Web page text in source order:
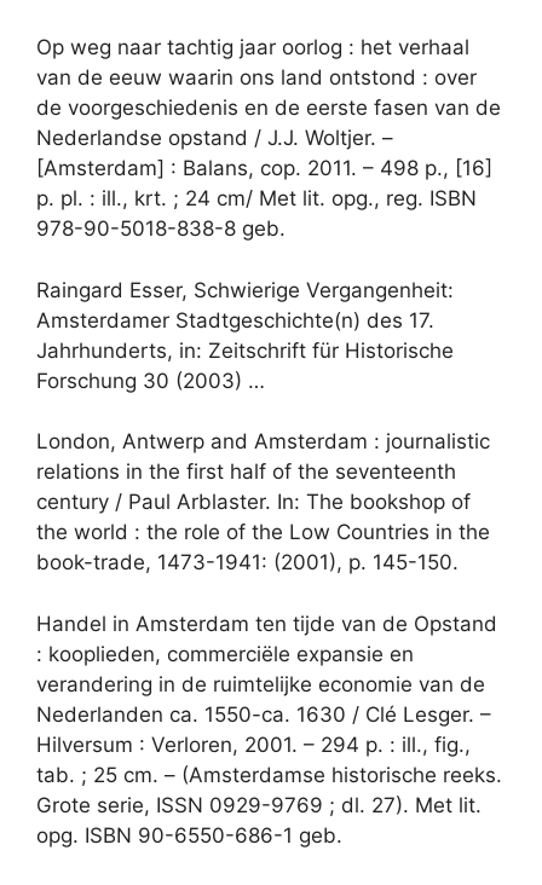
Op weg naar tachtig jaar oorlog : het verhaal
van de eeuw waarin ons land ontstond : over
de voorgeschiedenis en de eerste fasen van de
Nederlandse opstand / J.J. Woltjer. –
[Amsterdam] : Balans, cop. 2011. – 498 p., [16]
p. pl. : ill., krt. ; 24 cm/ Met lit. opg., reg. ISBN
978-90-5018-838-8 geb.
Raingard Esser, Schwierige Vergangenheit:
Amsterdamer Stadtgeschichte(n) des 17.
Jahrhunderts, in: Zeitschrift für Historische
Forschung 30 (2003) …
London, Antwerp and Amsterdam : journalistic
relations in the first half of the seventeenth
century / Paul Arblaster. In: The bookshop of
the world : the role of the Low Countries in the
book-trade, 1473-1941: (2001), p. 145-150.
Handel in Amsterdam ten tijde van de Opstand
: kooplieden, commerciële expansie en
verandering in de ruimtelijke economie van de
Nederlanden ca. 1550-ca. 1630 / Clé Lesger. –
Hilversum : Verloren, 2001. – 294 p. : ill., fig.,
tab. ; 25 cm. – (Amsterdamse historische reeks.
Grote serie, ISSN 0929-9769 ; dl. 27). Met lit.
opg. ISBN 90-6550-686-1 geb.